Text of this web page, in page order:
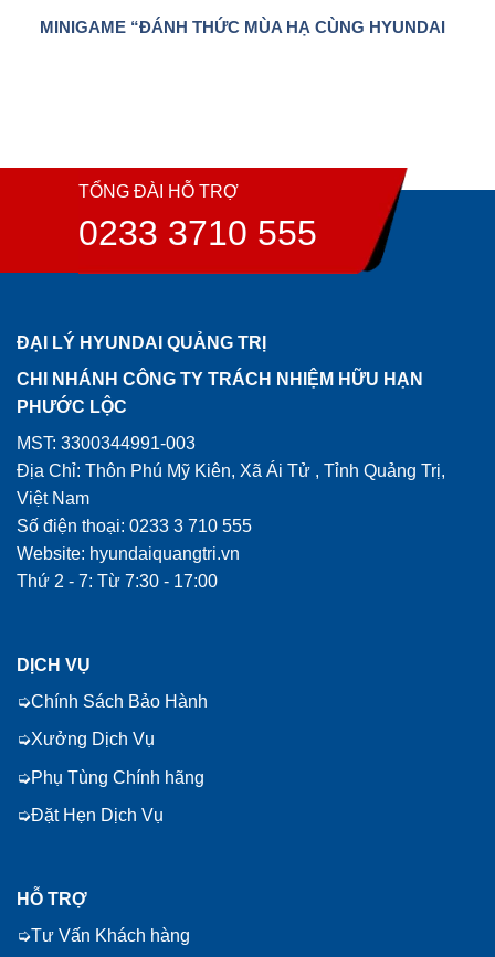
MINIGAME “ĐÁNH THỨC MÙA HẠ CÙNG HYUNDAI
TỔNG ĐÀI HỖ TRỢ
0233 3710 555
ĐẠI LÝ HYUNDAI QUẢNG TRỊ
CHI NHÁNH CÔNG TY TRÁCH NHIỆM HỮU HẠN
PHƯỚC LỘC
MST: 3300344991-003
Địa Chỉ: Thôn Phú Mỹ Kiên, Xã Ái Tử , Tỉnh Quảng Trị,
Việt Nam
Số điện thoại: 0233 3 710 555
Website: hyundaiquangtri.vn
Thứ 2 - 7: Từ 7:30 - 17:00
DỊCH VỤ
Chính Sách Bảo Hành
Xưởng Dịch Vụ
Phụ Tùng Chính hãng
Đặt Hẹn Dịch Vụ
HỖ TRỢ
Tư Vấn Khách hàng